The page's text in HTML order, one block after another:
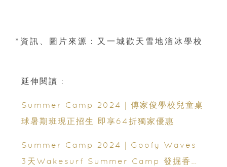
*資訊、圖片來源：又一城歡天雪地溜冰學校
延伸閱讀 :
Summer Camp 2024｜傅家俊學校兒童桌
球暑期班現正招生 即享64折獨家優惠
Summer Camp 2024｜Goofy Waves
3天Wakesurf Summer Camp 發掘香港